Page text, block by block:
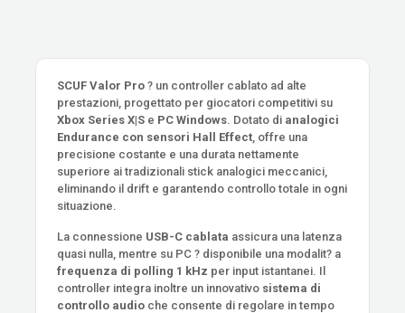
SCUF Valor Pro ? un controller cablato ad alte
prestazioni, progettato per giocatori competitivi su
Xbox Series X|S e PC Windows . Dotato di analogici
Endurance con sensori Hall Effect , offre una
precisione costante e una durata nettamente
superiore ai tradizionali stick analogici meccanici,
eliminando il drift e garantendo controllo totale in ogni
situazione.
La connessione USB-C cablata assicura una latenza
quasi nulla, mentre su PC ? disponibile una modalit? a
frequenza di polling 1 kHz per input istantanei. Il
controller integra inoltre un innovativo sistema di
controllo audio che consente di regolare in tempo